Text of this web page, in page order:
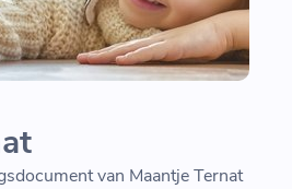
van Maantje Ternat